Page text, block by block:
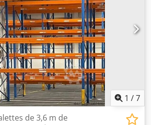
par niveau : 4000 kg Charge
: 20000 kg Finition des échelles :
Année de fabrication : 2014/2020
Ajydnuvelcja 3 x échelles 6000 x 1100
20000 kg, bleu 12 x lisses 3600 mm
de sécurité, charge par niveau 4000 kg,
d'autres articles neufs et d'occasion
! Frais de port internationaux sur
1 /7
de 3,6 m de